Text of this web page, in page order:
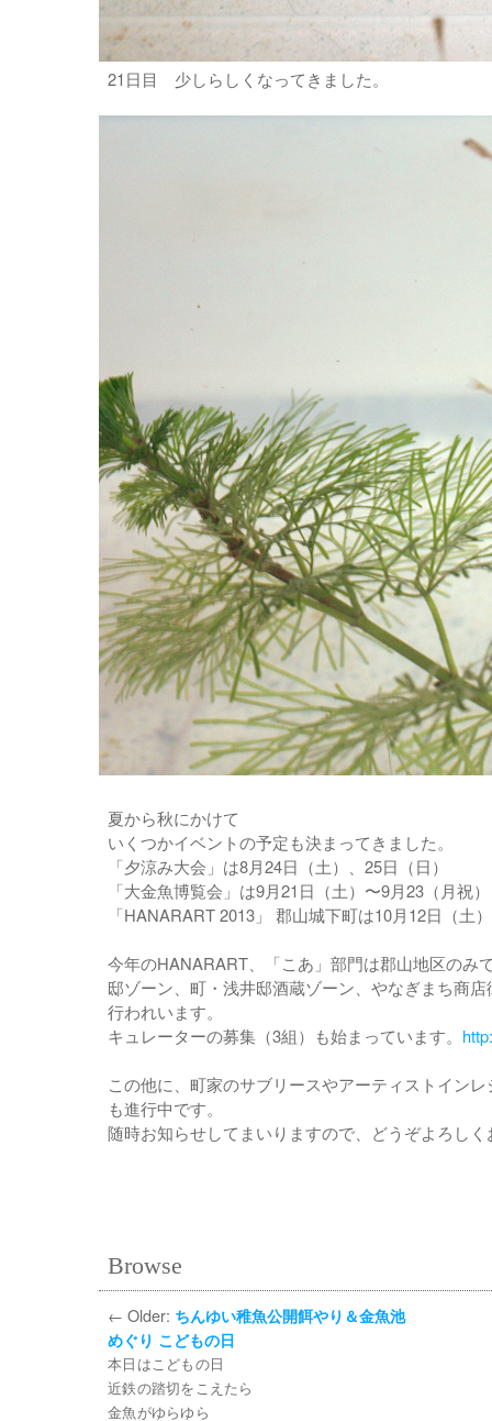
21日目 少しらしくなってきました。
夏から秋にかけて
いくつかイベントの予定も決まってきました。
「夕涼み大会」は8月24日（土）、25日（日）
「大金魚博覧会」は9月21日（土）〜9月23（月祝）
「HANARART 2013」 郡山城下町は10月12日（土
今年のHANARART、「こあ」部門は郡山地区のみ
邸ゾーン、町・浅井邸酒蔵ゾーン、やなぎまち商
行われいます。
キュレーターの募集（3組）も始まっています。
この他に、町家のサブリースやアーティストイン
も進行中です。
随時お知らせしてまいりますので、どうぞよろし
Browse
← Older: ちんゆい稚魚公開餌やり＆金魚池
めぐり こどもの日
本日はこどもの日
近鉄の踏切をこえたら
金魚がゆらゆら